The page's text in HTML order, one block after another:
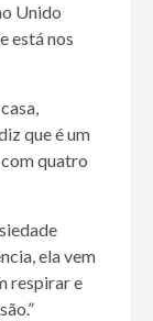
Unido
está nos
que é um
quatro
ela vem
respirar e